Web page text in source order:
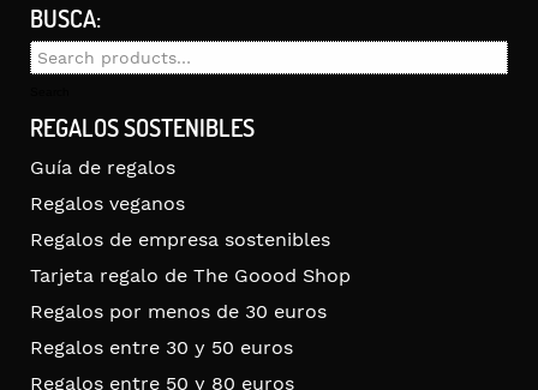
BUSCA:
Search
REGALOS SOSTENIBLES
Guía de regalos
Regalos veganos
Regalos de empresa sostenibles
Tarjeta regalo de The Goood Shop
Regalos por menos de 30 euros
Regalos entre 30 y 50 euros
Regalos entre 50 y 80 euros